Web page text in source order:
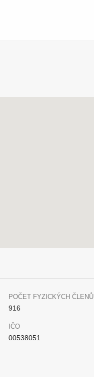
POČET FYZICKÝCH ČLENŮ
916
IČO
00538051